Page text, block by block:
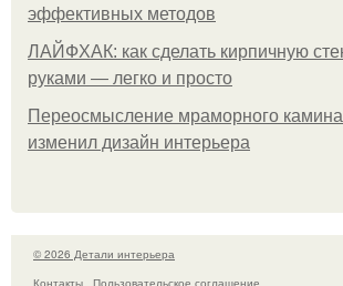
эффективных методов
ЛАЙФХАК: как сделать кирпичную
руками — легко и просто
Переосмысление мраморного
изменил дизайн интерьера
© 2026 Детали интерьера
Контакты
Пользовательское соглашение